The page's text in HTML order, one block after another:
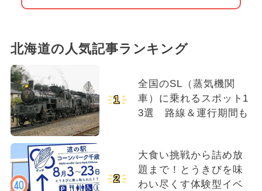
北海道の人気記事ランキング
1
全国のSL（蒸気機関
車）に乗れるスポット1
3選 路線＆運行期間も
2
大食い挑戦から詰め放
題まで！とうきびを味
わい尽くす体験型イベ